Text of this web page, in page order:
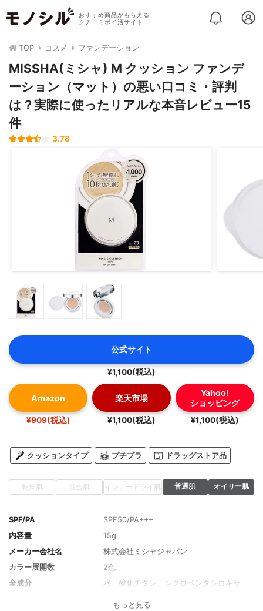
おすすめ商品がもらえる
クチコミポイ活サイト
TOP コスメ ファンデーション
MISSHA(ミシャ) M クッション ファンデ
ーション（マット）の悪い口コミ・評判
は？実際に使ったリアルな本音レビュー15
件
3.78
公式サイト
¥1,100(税込)
Amazon
¥909(税込)
楽天市場
¥1,100(税込)
Yahoo!
ショッピング
¥1,100(税込)
クッションタイプ プチプラ ドラッグストア品
乾燥肌 混合肌 インナードライ肌 普通肌 オイリー肌
SPF/PA
SPF50/PA+++
内容量
15g
メーカー会社名
株式会社ミシャジャパン
カラー展開数
2色
全成分
水、酸化チタン、シクロペンタシロキサ
リチル酸エチルヘキシル、トリメチルシロ
もっと見る